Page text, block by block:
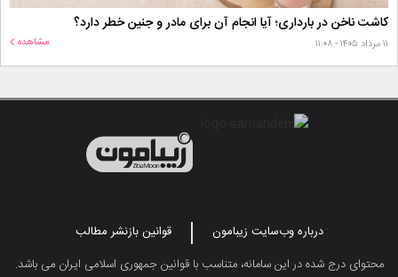
کاشت ناخن در بارداری؛ آیا انجام آن برای مادر و جنین خطر دارد؟
۱۱ مرداد ۱۴۰۵ - ۱۱:۰۸ مشاهده
درباره وب‌سایت زیبامون
قوانین بازنشر مطالب
محتوای درج شده در این سامانه، متناسب با قوانین جمهوری اسلامی ایران می باشد.